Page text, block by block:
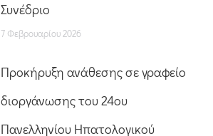
Συνέδριο
7 Φεβρουαρίου 2026
Προκήρυξη ανάθεσης σε γραφείο
διοργάνωσης του 24ου
Πανελληνίου Ηπατολογικού